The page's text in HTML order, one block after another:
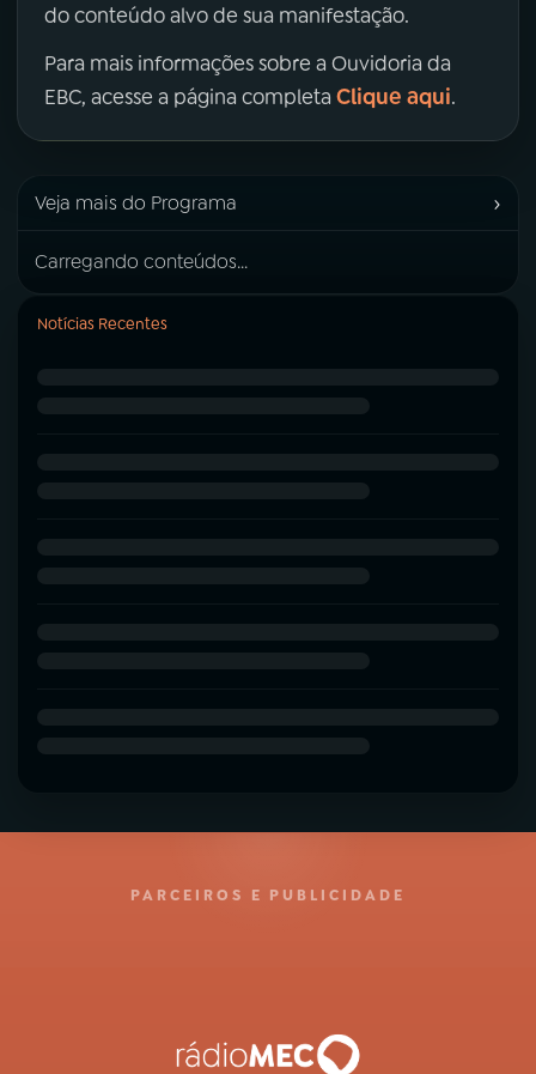
do conteúdo alvo de sua manifestação.
Para mais informações sobre a Ouvidoria da
EBC, acesse a página completa Clique aqui.
Veja mais do Programa ›
Carregando conteúdos...
Notícias Recentes
PARCEIROS E PUBLICIDADE